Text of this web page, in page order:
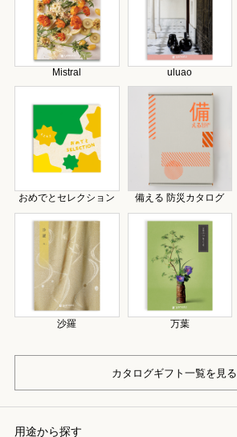
Mistral uluao
おめでとセレクション 備える 防災カタログ
沙羅 万葉
カタログギフト一覧を見る
用途から探す